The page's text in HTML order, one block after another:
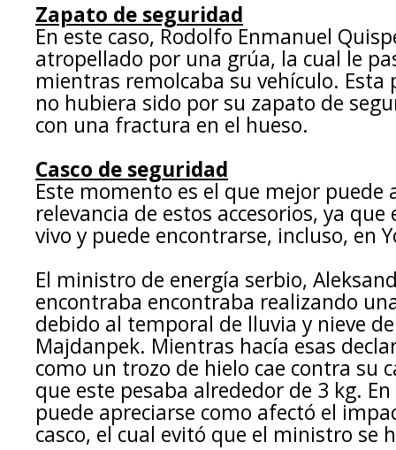
Zapato de seguridad
En este caso, Rodolfo Enmanuel
atropellado por una grúa, la cual le
mientras remolcaba su vehículo. Esta
no hubiera sido por su zapato de
con una fractura en el hueso.
Casco de seguridad
Este momento es el que mejor puede
relevancia de estos accesorios, ya que
vivo y puede encontrarse, incluso, en
El ministro de energía serbio,
encontraba encontraba realizando
debido al temporal de lluvia y nieve
Majdanpek. Mientras hacía esas
como un trozo de hielo cae contra su
que este pesaba alrededor de 3 kg.
puede apreciarse como afectó el
casco, el cual evitó que el ministro se